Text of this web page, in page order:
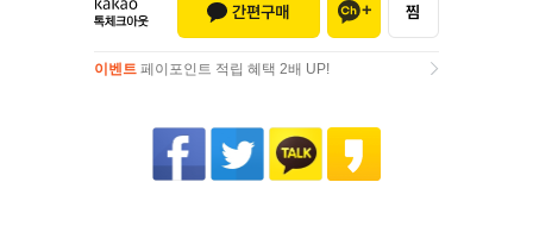
이벤트 페이포인트 적립 혜택 2배 UP!